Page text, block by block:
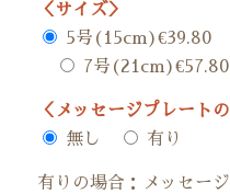
＜サイズ＞
5号(15cm)€39.80
7号(21cm)€57.80
＜メッセージプレート
無し
有り
有りの場合：メッセー